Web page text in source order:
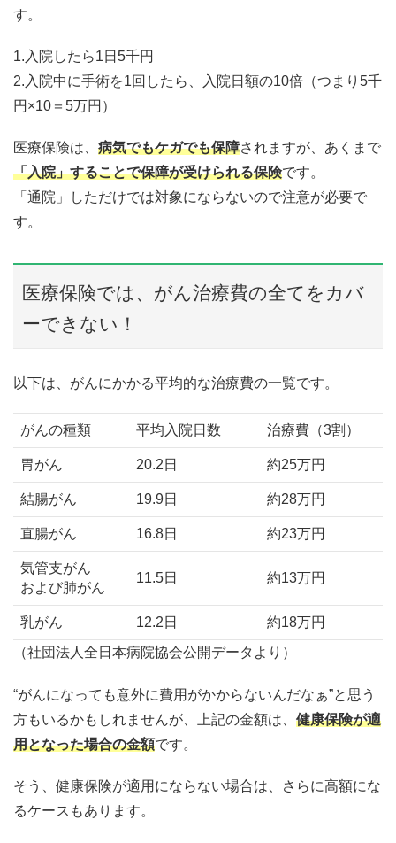
す。
1.入院したら1日5千円
2.入院中に手術を1回したら、入院日額の10倍（つまり5千
円×10＝5万円）
医療保険は、 病気でもケガでも保障されますが、あくまで
「入院」することで保障が受けられる保険です。
「通院」しただけでは対象にならないので注意が必要で
す。
医療保険では、がん治療費の全てをカバ
ーできない！
以下は、がんにかかる平均的な治療費の一覧です。
がんの種類 平均入院日数 治療費（3割）
胃がん 20.2日 約25万円
結腸がん 19.9日 約28万円
直腸がん 16.8日 約23万円
気管支がん
および肺がん
11.5日 約13万円
乳がん 12.2日
約18万円
（社団法人全日本病院協会公開データより）
“がんになっても意外に費用がかからないんだなぁ”と思う
方もいるかもしれませんが、上記の金額は、 健康保険が適
用となった場合の金額です。
そう、健康保険が適用にならない場合は、さらに高額にな
るケースもあります。